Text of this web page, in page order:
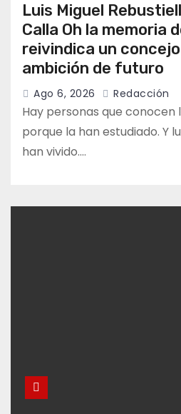
Luis Miguel
Calla Oh la memoria
reivindica un
ambición de futuro
Ago 6, 2026 Redacción
Hay personas que conocen
porque la han estudiado. Y
han vivido.…